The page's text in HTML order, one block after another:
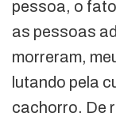
pessoa, o
as pessoas
morreram,
lutando pela
cachorro. De